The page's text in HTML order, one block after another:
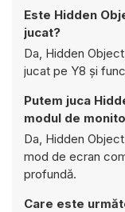
Este Hidden
jucat?
Da, Hidden
jucat pe Y8 și
Putem juca
modul de
Da, Hidden
mod de ecran
profundă.
Care este